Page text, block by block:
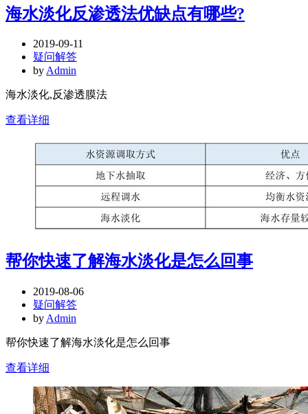
海水淡化反渗透法优缺点有哪些?
2019-09-11
疑问解答
byAdmin
海水淡化,反渗透膜法
查看详细
帮你快速了解海水淡化是怎么回事
2019-08-06
疑问解答
by Admin
帮你快速了解海水淡化是怎么回事
查看详细